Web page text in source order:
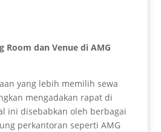
Room dan Venue di AMG
yang lebih memilih sewa
mengadakan rapat di
ini disebabkan oleh berbagai
perkantoran seperti AMG